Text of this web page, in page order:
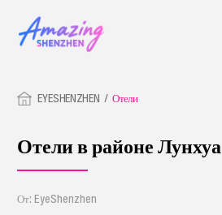
EYESHENZHEN Отели
Отели в районе Лунхуа
От: EyeShenzhen